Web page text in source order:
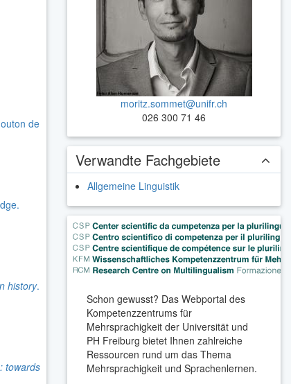
de
history.
towards
moritz.sommet@unifr.ch
026 300 71 46
Verwandte Fachgebiete
Allgemeine Linguistik
Schon gewusst? Das Webportal des
Kompetenzzentrums für
Mehrsprachigkeit der Universität und
PH Freiburg bietet Ihnen zahlreiche
Ressourcen rund um das Thema
Mehrsprachigkeit und Sprachenlernen.